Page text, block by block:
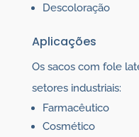
Descoloração
Aplicações
Os sacos com fole
setores industriais:
Farmacêutico
Cosmético